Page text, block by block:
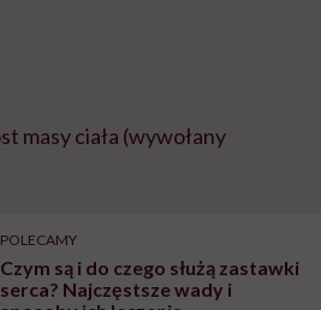
masy ciała (wywołany
POLECAMY
Czym są i do czego służą zastawki
serca? Najczęstsze wady i